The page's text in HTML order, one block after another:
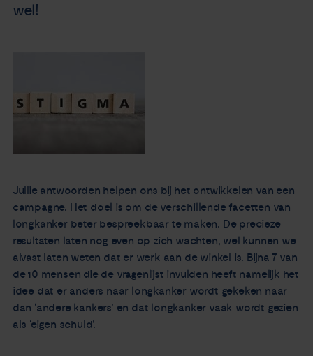
Contact
wel!
Jullie antwoorden helpen ons bij het ontwikkelen van een
campagne. Het doel is om de verschillende facetten van
longkanker beter bespreekbaar te maken. De precieze
resultaten laten nog even op zich wachten, wel kunnen we
alvast laten weten dat er werk aan de winkel is. Bijna 7 van
de 10 mensen die de vragenlijst invulden heeft namelijk het
idee dat er anders naar longkanker wordt gekeken naar
dan ‘andere kankers’ en dat longkanker vaak wordt gezien
als ‘eigen schuld'.